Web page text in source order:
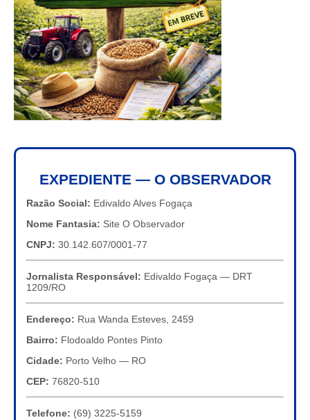
EXPEDIENTE — O OBSERVADOR
Razão Social: Edivaldo Alves Fogaça
Nome Fantasia: Site O Observador
CNPJ: 30.142.607/0001-77
Jornalista Responsável: Edivaldo Fogaça — DRT
1209/RO
Endereço: Rua Wanda Esteves, 2459
Bairro: Flodoaldo Pontes Pinto
Cidade: Porto Velho — RO
CEP: 76820-510
Telefone: (69) 3225-5159